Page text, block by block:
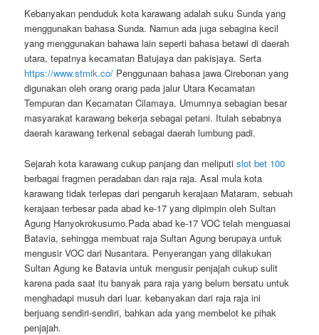
Kebanyakan penduduk kota karawang adalah suku Sunda yang
menggunakan bahasa Sunda. Namun ada juga sebagina kecil
yang menggunakan bahawa lain seperti bahasa betawi di daerah
utara, tepatnya kecamatan Batujaya dan pakisjaya. Serta
https://www.stmik.co/ Penggunaan bahasa jawa Cirebonan yang
digunakan oleh orang orang pada jalur Utara Kecamatan
Tempuran dan Kecamatan Cilamaya. Umumnya sebagian besar
masyarakat karawang bekerja sebagai petani. Itulah sebabnya
daerah karawang terkenal sebagai daerah lumbung padi.
Sejarah kota karawang cukup panjang dan meliputislot bet 100
berbagai fragmen peradaban dan raja raja. Asal mula kota
karawang tidak terlepas dari pengaruh kerajaan Mataram, sebuah
kerajaan terbesar pada abad ke-17 yang dipimpin oleh Sultan
Agung Hanyokrokusumo.Pada abad ke-17 VOC telah menguasai
Batavia, sehingga membuat raja Sultan Agung berupaya untuk
mengusir VOC dari Nusantara. Penyerangan yang dilakukan
Sultan Agung ke Batavia untuk mengusir penjajah cukup sulit
karena pada saat itu banyak para raja yang belum bersatu untuk
menghadapi musuh dari luar. kebanyakan dari raja raja ini
berjuang sendiri-sendiri, bahkan ada yang membelot ke pihak
penjajah.